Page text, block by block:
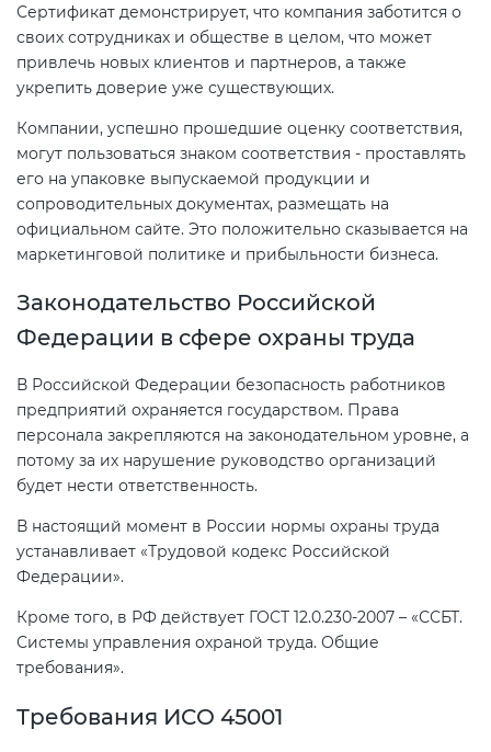
Сертификат демонстрирует, что компания заботится о
своих сотрудниках и обществе в целом, что может
привлечь новых клиентов и партнеров, а также
укрепить доверие уже существующих.
Компании, успешно прошедшие оценку соответствия,
могут пользоваться знаком соответствия - проставлять
его на упаковке выпускаемой продукции и
сопроводительных документах, размещать на
официальном сайте. Это положительно сказывается на
маркетинговой политике и прибыльности бизнеса.
Законодательство Российской
Федерации в сфере охраны труда
В Российской Федерации безопасность работников
предприятий охраняется государством. Права
персонала закрепляются на законодательном уровне, а
потому за их нарушение руководство организаций
будет нести ответственность.
В настоящий момент в России нормы охраны труда
устанавливает «Трудовой кодекс Российской
Федерации».
Кроме того, в РФ действует ГОСТ 12.0.230-2007 – «ССБТ.
Системы управления охраной труда. Общие
требования».
Требования ИСО 45001